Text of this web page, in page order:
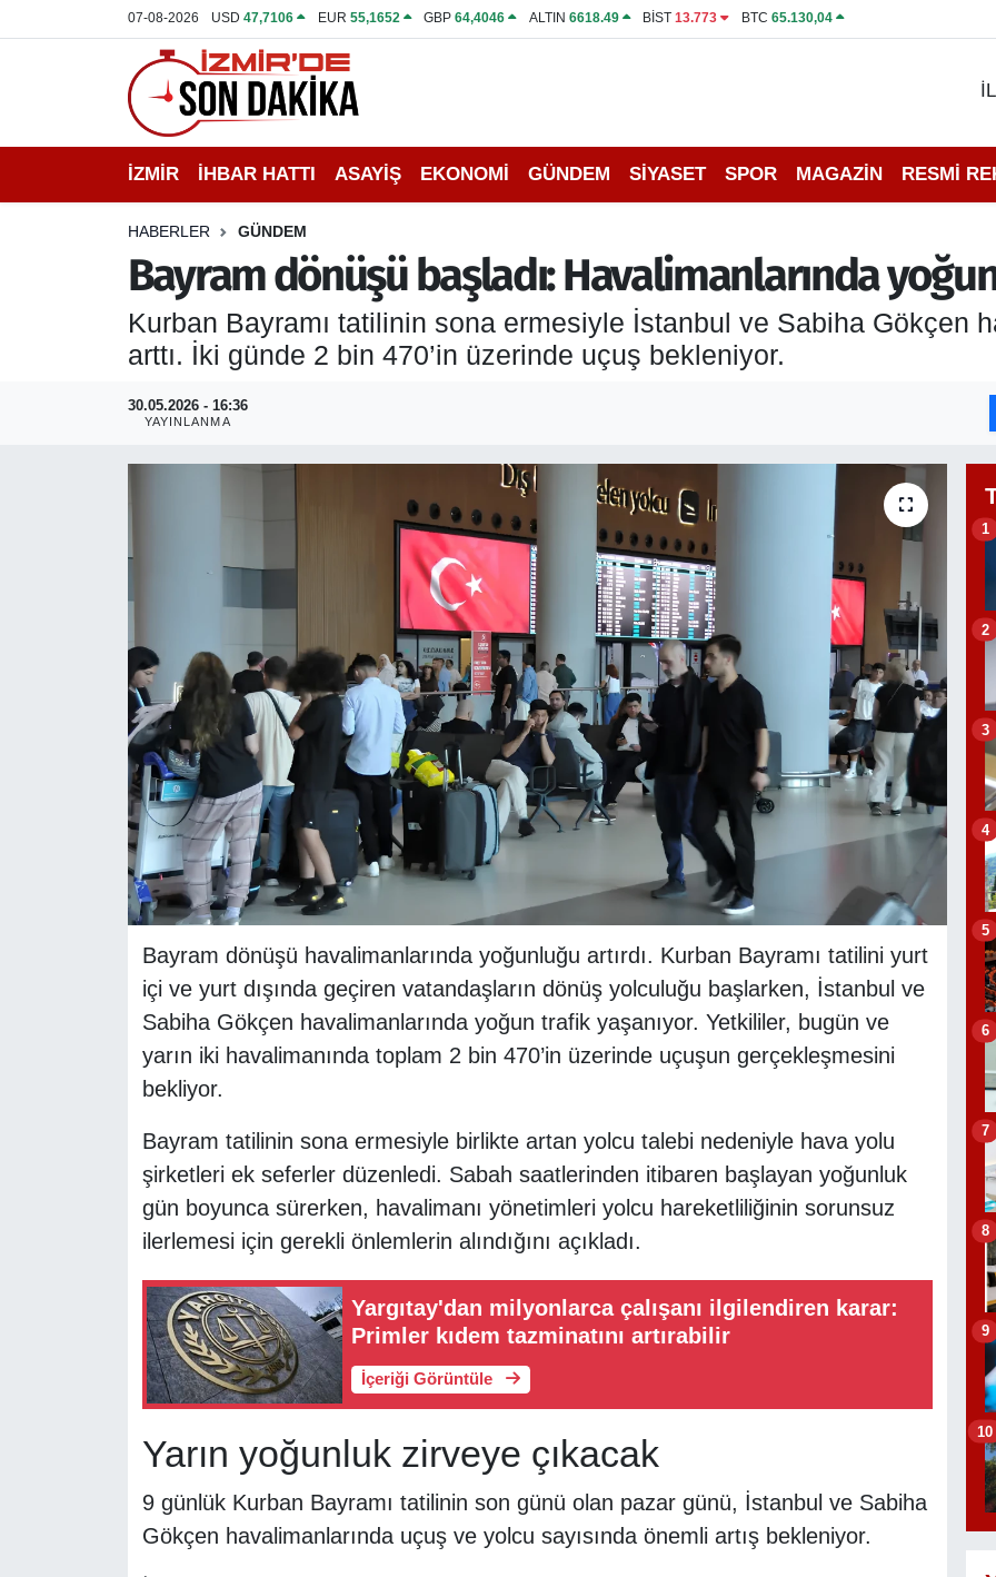
07-08-2026 USD47,7106 EUR 55,1652 GBP64,4046 ALTIN 6618.49 BİST13.773 BTC 65.130,04
İZMİR İHBAR HATTI ASAYİŞ EKONOMİ GÜNDEM SİYASET SPOR MAGAZİN RESMİ
HABERLER GÜNDEM
Bayram dönüşü başladı: Havalimanlarında
Kurban Bayramı tatilinin sona ermesiyle İstanbul ve Sabiha Gökçen
arttı. İki günde 2 bin 470’in üzerinde uçuş bekleniyor.
30.05.2026 - 16:36
YAYINLANMA
Bayram dönüşü havalimanlarında yoğunluğu artırdı. Kurban Bayramı tatilini yurt
içi ve yurt dışında geçiren vatandaşların dönüş yolculuğu başlarken, İstanbul ve
Sabiha Gökçen havalimanlarında yoğun trafik yaşanıyor. Yetkililer, bugün ve
yarın iki havalimanında toplam 2 bin 470’in üzerinde uçuşun gerçekleşmesini
bekliyor.
Bayram tatilinin sona ermesiyle birlikte artan yolcu talebi nedeniyle hava yolu
şirketleri ek seferler düzenledi. Sabah saatlerinden itibaren başlayan yoğunluk
gün boyunca sürerken, havalimanı yönetimleri yolcu hareketliliğinin sorunsuz
ilerlemesi için gerekli önlemlerin alındığını açıkladı.
Yargıtay'dan milyonlarca çalışanı ilgilendiren karar:
Primler kıdem tazminatını artırabilir
İçeriği Görüntüle
Yarın yoğunluk zirveye çıkacak
9 günlük Kurban Bayramı tatilinin son günü olan pazar günü, İstanbul ve Sabiha
Gökçen havalimanlarında uçuş ve yolcu sayısında önemli artış bekleniyor.
1
2
3
4
5
6
7
8
9
10
İHBAR HATTI
DEPREM
EKONOMİ
SİYASET
İzmir Nöbetçi Eczaneler
İzmir Hava Durumu
İzmir Namaz Vakitleri
İzmir Trafik Yoğunluk Haritası
Puan Durumu ve Fikstür
Tüm Manşetler
Son Dakika Haberleri